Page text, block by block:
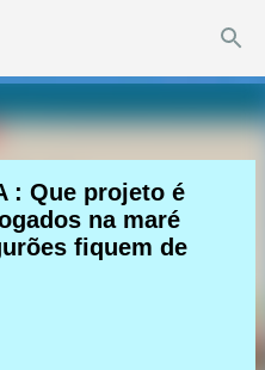
principal
: Que projeto é
na maré
fiquem de